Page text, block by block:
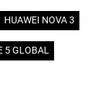
HUAWEI NOVA 3
5 GLOBAL